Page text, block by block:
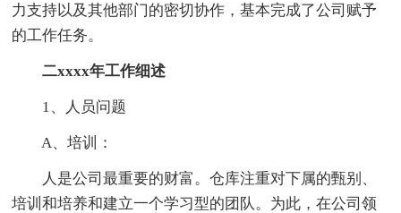
力支持以及其他部门的密切协作，基本完成了公司赋予
的工作任务。
二xxxx年工作细述
1、人员问题
A、培训：
人是公司最重要的财富。仓库注重对下属的甄别、
培训和培养和建立一个学习型的团队。为此，在公司领